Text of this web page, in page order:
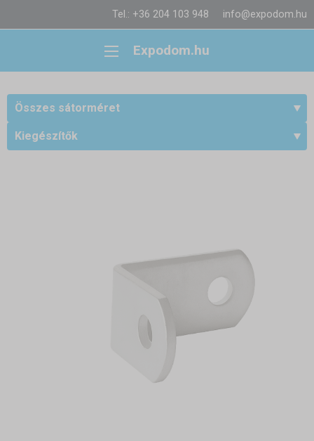
Tel.: +36 204 103 948 info@expodom.hu
Expodom.hu
Összes sátorméret
Kiegészítők